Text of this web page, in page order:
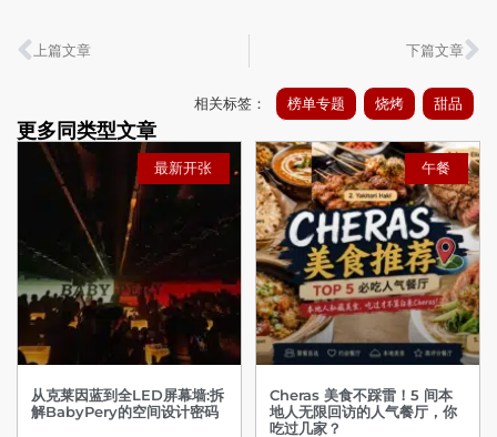
上篇文章 下篇文章
最新开张
从克莱因蓝到全LED屏幕墙:拆
解BabyPery的空间设计密码
午餐
Cheras 美食不踩雷！5 间本
地人无限回访的人气餐厅，你
吃过几家？
相关标签： 榜单专题 烧烤 甜品
更多同类型文章